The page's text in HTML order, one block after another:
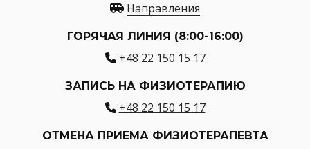
Направления
ГОРЯЧАЯ ЛИНИЯ (8:00-16:00)
+48 22 150 15 17
ЗАПИСЬ НА ФИЗИОТЕРАПИЮ
+48 22 150 15 17
ОТМЕНА ПРИЕМА ФИЗИОТЕРАПЕВТА